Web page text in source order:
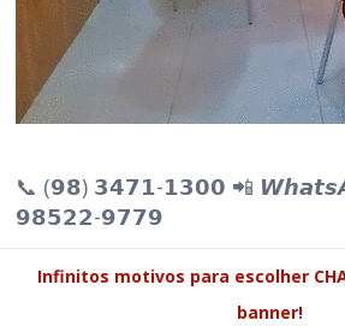
📞 (𝟵𝟴) 𝟯𝟰𝟳𝟭-𝟭𝟯𝟬𝟬 📲
𝟵𝟴𝟱𝟮𝟮-𝟵𝟳𝟳𝟵
Infinitos motivos para escolher
banner!